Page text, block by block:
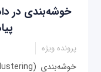
خوشه‌بندی در
پرونده ویژه